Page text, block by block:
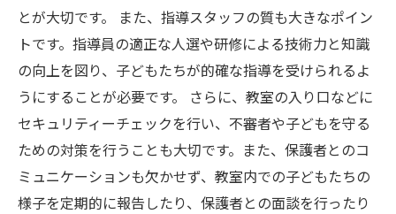
とが大切です。 また、指導スタッフの質も大きなポイン
トです。指導員の適正な人選や研修による技術力と知識
の向上を図り、子どもたちが的確な指導を受けられるよ
うにすることが必要です。 さらに、教室の入り口などに
セキュリティーチェックを行い、不審者や子どもを守る
ための対策を行うことも大切です。また、保護者とのコ
ミュニケーションも欠かせず、教室内での子どもたちの
様子を定期的に報告したり、保護者との面談を行ったり